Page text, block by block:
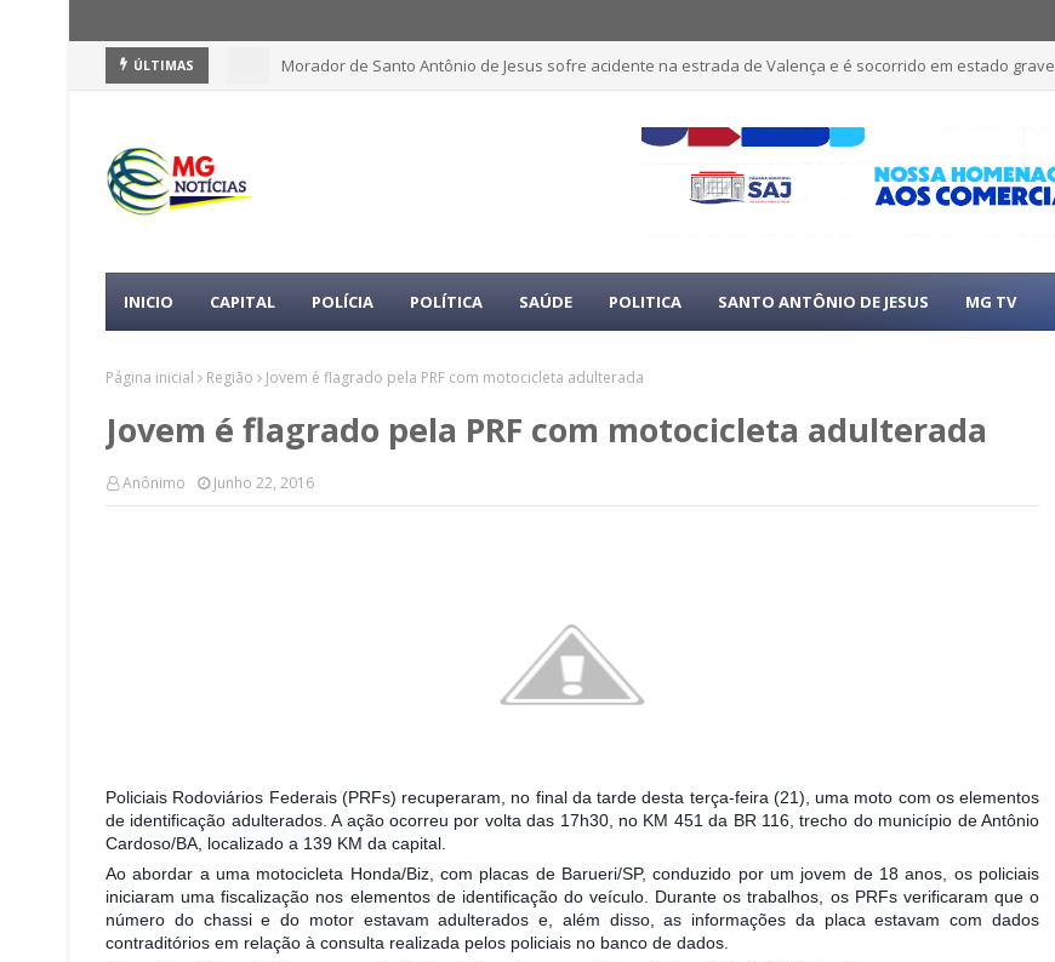
ÚLTIMAS Morador de Santo Antônio de Jesus sofre acidente na estrada de Valença e é socorrido em estado grave
INICIO CAPITAL POLÍCIA POLÍTICA SAÚDE POLITICA SANTO ANTÔNIO DE JESUS MG TV
Página inicial Região Jovem é flagrado pela PRF com motocicleta adulterada
Jovem é flagrado pela PRF com motocicleta adulterada
Anônimo Junho 22, 2016
Policiais Rodoviários Federais (PRFs) recuperaram, no final da tarde desta terça-feira (21), uma moto com os elementos
de identificação adulterados. A ação ocorreu por volta das 17h30, no KM 451 da BR 116, trecho do município de Antônio
Cardoso/BA, localizado a 139 KM da capital.
Ao abordar a uma motocicleta Honda/Biz, com placas de Barueri/SP, conduzido por um jovem de 18 anos, os policiais
iniciaram uma fiscalização nos elementos de identificação do veículo. Durante os trabalhos, os PRFs verificaram que o
número do chassi e do motor estavam adulterados e, além disso, as informações da placa estavam com dados
contraditórios em relação à consulta realizada pelos policiais no banco de dados.